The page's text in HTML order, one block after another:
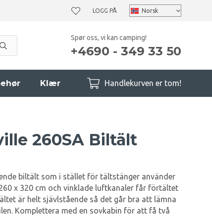
LOGG PÅ
Spør oss, vi kan camping!
+4690 - 349 33 50
Klær Handlekurven er tom!
260SA Biltält
biltält som i stället för tältstänger använder
x 320 cm och vinklade luftkanaler får förtältet
är helt sjävlstående så det går bra att lämna
Komplettera med en sovkabin för att få två